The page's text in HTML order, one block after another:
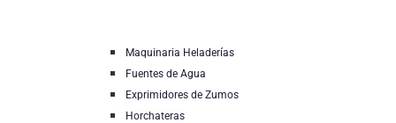
Maquinaria Heladerías
Fuentes de Agua
Exprimidores de Zumos
Horchateras